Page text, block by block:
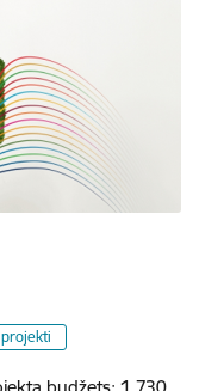
budžets: 1 730